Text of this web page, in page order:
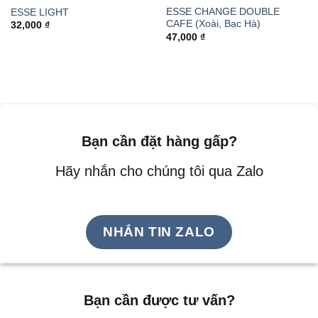
ESSE LIGHT
32,000 ₫
ESSE CHANGE DOUBLE
CAFE (Xoài, Bạc Hà)
47,000 ₫
Bạn cần đặt hàng gấp?
Hãy nhắn cho chúng tôi qua Zalo
NHẮN TIN ZALO
Bạn cần được tư vấn?